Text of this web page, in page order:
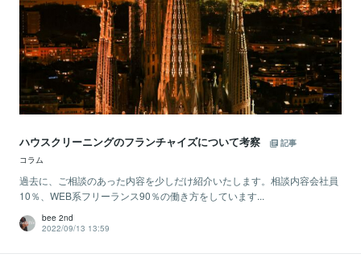
ハウスクリーニングのフランチャイズについて考察
記事
コラム
過去に、ご相談のあった内容を少しだけ紹介いたします。相談内容会社員
10％、WEB系フリーランス90％の働き方をしています...
bee 2nd
2022/09/13 13:59